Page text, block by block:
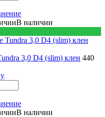
В наличии
3,0 D4 (slim) клен 440
В наличии